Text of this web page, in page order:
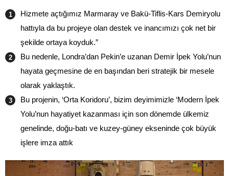
Hizmete açtığımız Marmaray ve Bakü-Tiflis-Kars Demiryolu
hattıyla da bu projeye olan destek ve inancımızı çok net bir
şekilde ortaya koyduk.”
Bu nedenle, Londra’dan Pekin’e uzanan Demir İpek Yolu’nun
hayata geçmesine de en başından beri stratejik bir mesele
olarak yaklaştık.
Bu projenin, ‘Orta Koridoru’, bizim deyimimizle ‘Modern İpek
Yolu’nun hayatiyet kazanması için son dönemde ülkemiz
genelinde, doğu-batı ve kuzey-güney ekseninde çok büyük
işlere imza attık